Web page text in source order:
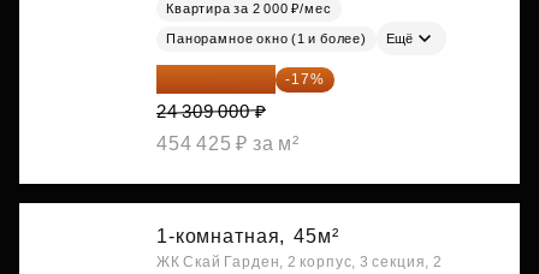
Квартира за 2 000 ₽/мес
Панорамное окно (1 и более) Ещё
20 176 470 ₽ -17%
24 309 000 ₽
454 425 ₽ за м²
1-комнатная, 45м²
ЖК Скай Гарден, 2 корпус, 3 секция, 2